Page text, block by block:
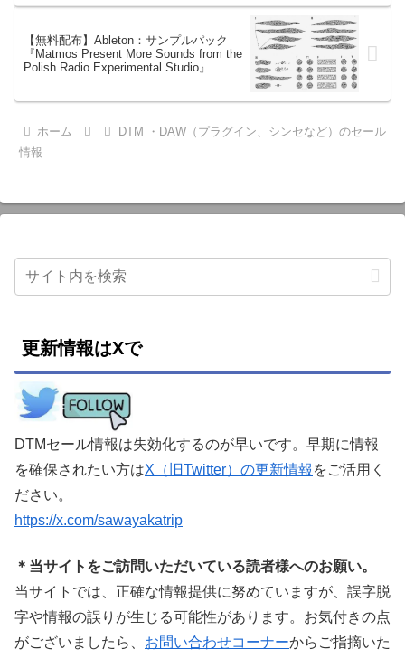
【無料配布】Ableton：サンプルパック
『Matmos Present More Sounds from the
Polish Radio Experimental Studio』
ホーム
DTM ・DAW（プラグイン、シンセなど）のセール
情報
更新情報はXで
DTMセール情報は失効化するのが早いです。早期に情報
を確保されたい方はX（旧Twitter）の更新情報 をご活用く
ださい。
https://x.com/sawayakatrip
＊当サイトをご訪問いただいている読者様へのお願い。
当サイトでは、正確な情報提供に努めていますが、誤字脱
字や情報の誤りが生じる可能性があります。お気付きの点
がございましたら、 お問い合わせコーナーからご指摘いた